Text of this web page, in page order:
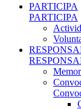
PARTICIPA
PARTICIPA